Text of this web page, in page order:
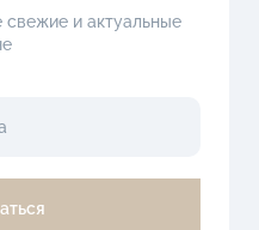
и актуальные